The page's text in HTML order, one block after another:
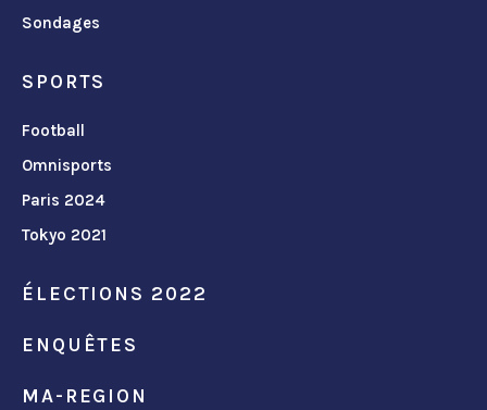
Sondages
SPORTS
Football
Omnisports
Paris 2024
Tokyo 2021
ÉLECTIONS 2022
ENQUÊTES
MA-REGION